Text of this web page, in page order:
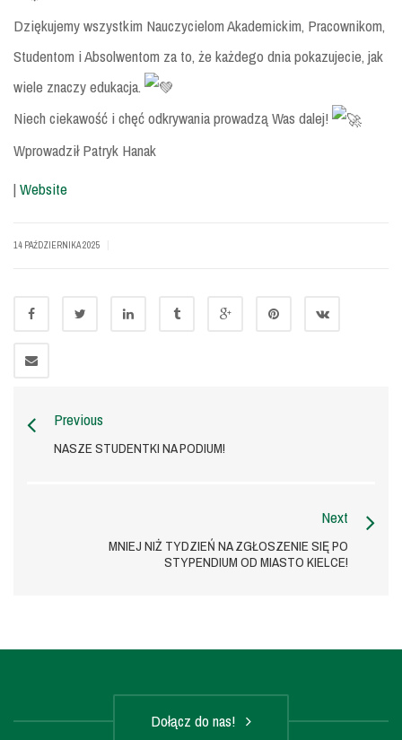
Dziękujemy wszystkim Nauczycielom Akademickim, Pracownikom,
Studentom i Absolwentom za to, że każdego dnia pokazujecie, jak
wiele znaczy edukacja.
Niech ciekawość i chęć odkrywania prowadzą Was dalej!
Wprowadził Patryk Hanak
| Website
14 PAŹDZIERNIKA 2025
Previous
NASZE STUDENTKI NA PODIUM!
Next
MNIEJ NIŻ TYDZIEŃ NA ZGŁOSZENIE SIĘ PO
STYPENDIUM OD MIASTO KIELCE!
Dołącz do nas!